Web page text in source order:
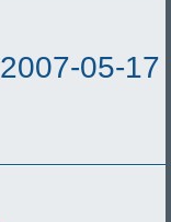
2007-05-17